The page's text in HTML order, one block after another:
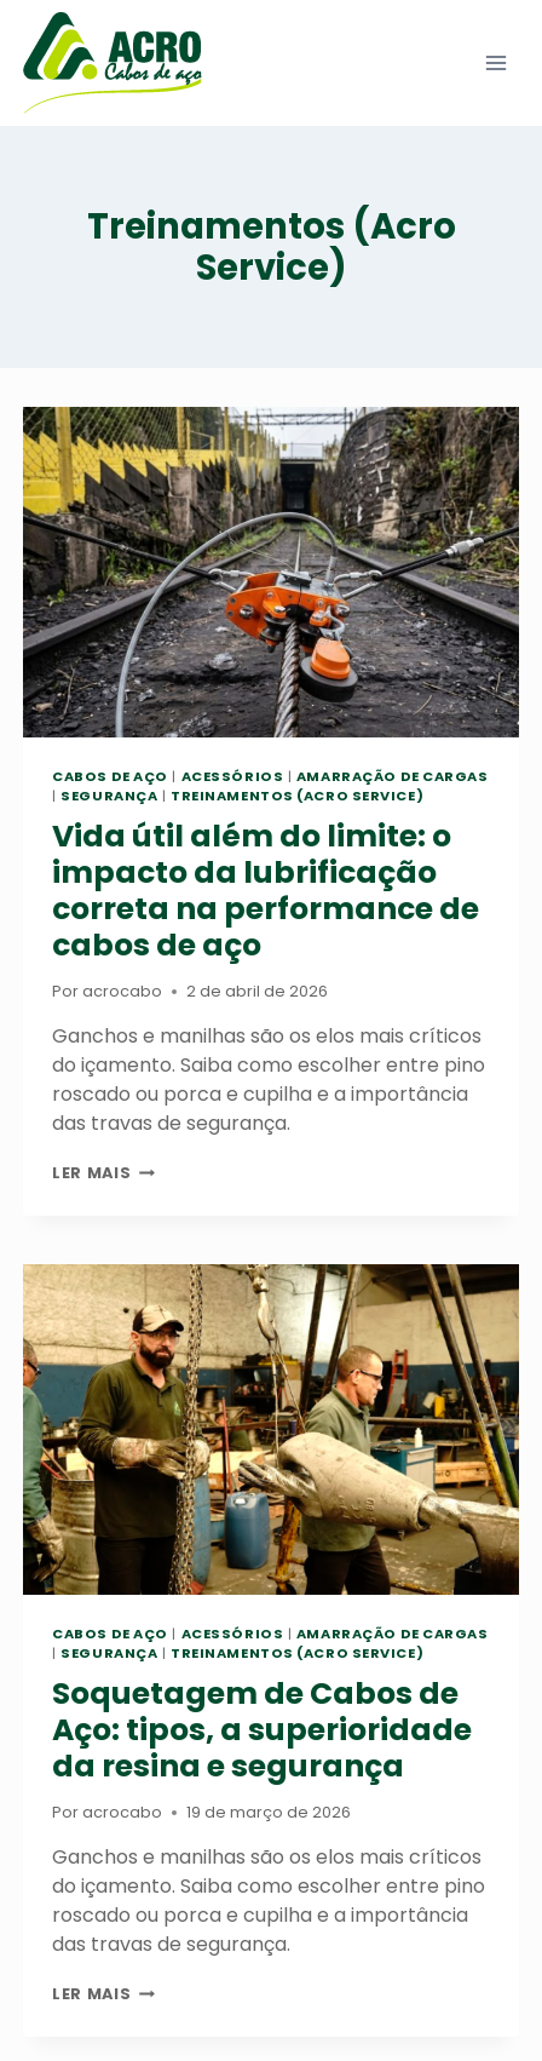
para
Conteúdo
Treinamentos (Acro
Service)
CABOS DE AÇO | ACESSÓRIOS | AMARRAÇÃO DE CARGAS
| SEGURANÇA | TREINAMENTOS (ACRO SERVICE)
Vida útil além do limite: o
impacto da lubrificação
correta na performance de
cabos de aço
Poracrocabo 2 de abril de 2026
Ganchos e manilhas são os elos mais críticos
do içamento. Saiba como escolher entre pino
roscado ou porca e cupilha e a importância
das travas de segurança.
LER MAIS VIDA
LIMITE:
O
IMPACTO
DA
LUBRIFICAÇÃO
CORRETA
NA
PERFORMANCE
DE
CABOS
CABOS DE AÇO | ACESSÓRIOS | AMARRAÇÃO DE CARGAS
| SEGURANÇA | TREINAMENTOS (ACRO SERVICE)
Soquetagem de Cabos de
Aço: tipos, a superioridade
da resina e segurança
Poracrocabo 19 de março de 2026
Ganchos e manilhas são os elos mais críticos
do içamento. Saiba como escolher entre pino
roscado ou porca e cupilha e a importância
das travas de segurança.
LER MAIS SOQUETAGEM